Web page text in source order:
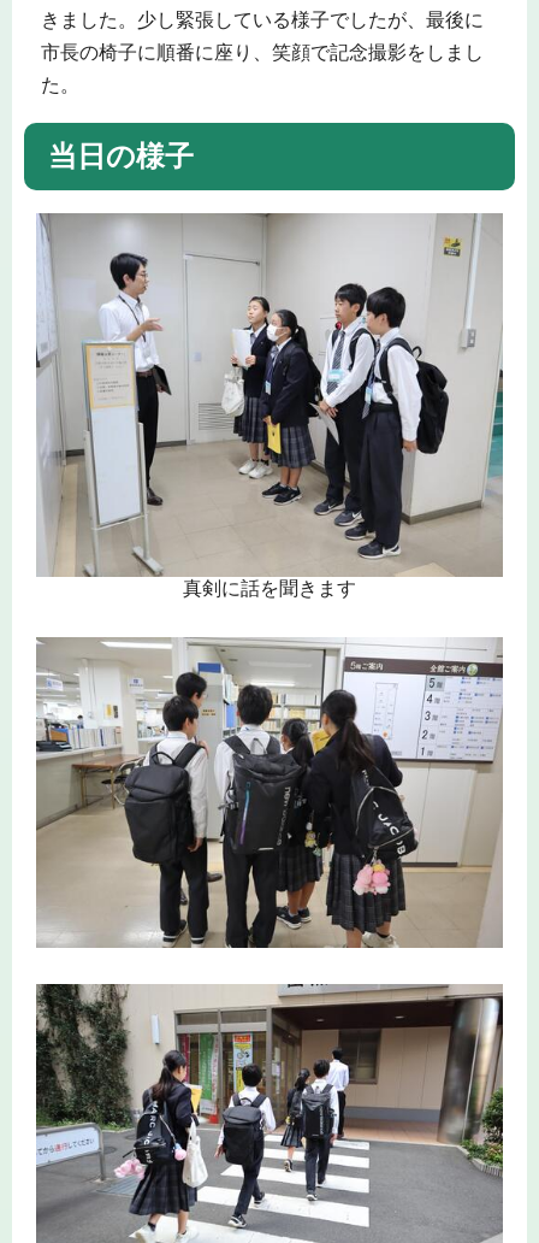
きました。少し緊張している様子でしたが、最後に
市長の椅子に順番に座り、笑顔で記念撮影をしまし
た。
当日の様子
真剣に話を聞きます